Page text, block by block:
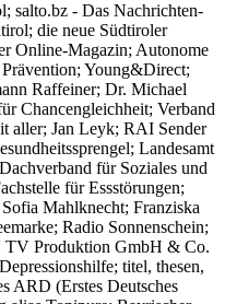
salto.bz - Das Nachrichten-
; die neue Südtiroler
Online-Magazin; Autonome
Young&Direct;
Raffeiner; Dr. Michael
Chancengleichheit; Verband
aller; Jan Leyk; RAI Sender
Landesamt
für Soziales und
für Essstörungen;
Mahlknecht; Franziska
Radio Sonnenschein;
Produktion GmbH & Co.
titel, thesen,
ARD (Erstes Deutsches